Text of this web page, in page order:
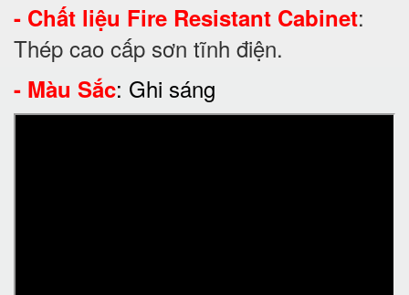
- Chất liệu Fire Resistant Cabinet:
Thép cao cấp sơn tĩnh điện.
- Màu Sắc: Ghi sáng